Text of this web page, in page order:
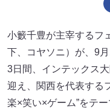
小籔千豊が主宰するフ
下、コヤソニ）が、9
3日間、インテックス
迎え、関西を代表する
楽×笑い×ゲーム”をテ